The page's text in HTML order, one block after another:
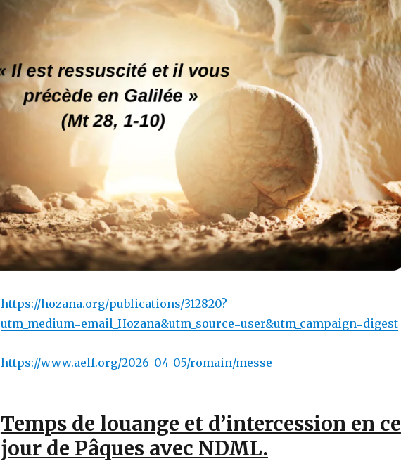
https://hozana.org/publications/312820?
utm_medium=email_Hozana&utm_source=user&utm_campaign=digest
https://www.aelf.org/2026-04-05/romain/messe
Temps de louange et d’intercession en ce
jour de Pâques avec NDML.